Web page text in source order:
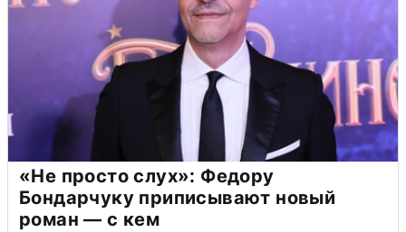
«Не просто слух»: Федору
Бондарчуку приписывают новый
роман — с кем